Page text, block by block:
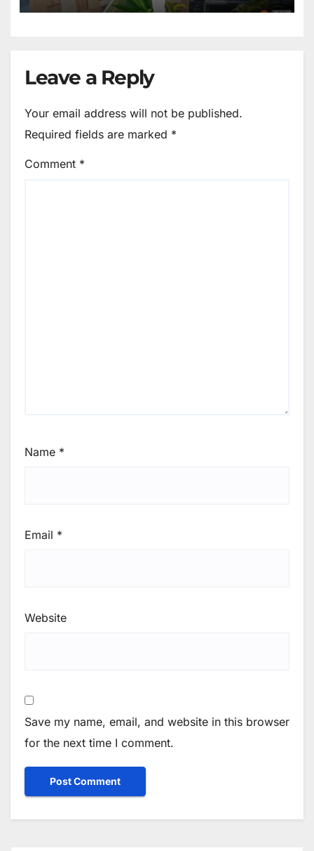
Leave a Reply
Your email address will not be published.
Required fields are marked *
Comment *
Name *
Email *
Website
Save my name, email, and website in this browser
for the next time I comment.